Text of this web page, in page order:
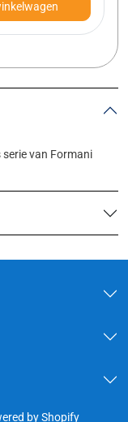
serie van Formani
by Shopify